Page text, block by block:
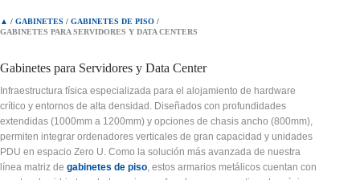
▲ / GABINETES / GABINETES DE PISO /
GABINETES PARA SERVIDORES Y DATA CENTERS
Gabinetes para Servidores y Data Center
Infraestructura física especializada para el alojamiento de hardware
crítico y entornos de alta densidad. Diseñados con profundidades
extendidas (1000mm a 1200mm) y opciones de chasis ancho (800mm),
permiten integrar ordenadores verticales de gran capacidad y unidades
PDU en espacio Zero U. Como la solución más avanzada de nuestra
línea matriz de gabinetes de piso, estos armarios metálicos cuentan con